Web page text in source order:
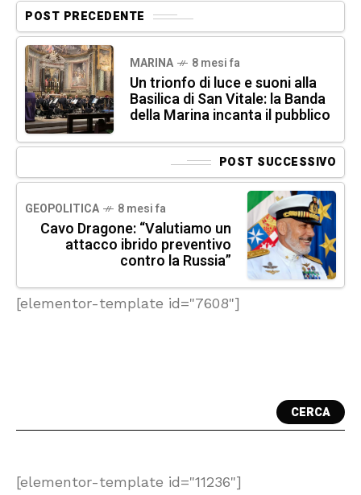
POST PRECEDENTE
MARINA 8 mesi fa
Un trionfo di luce e suoni alla
Basilica di San Vitale: la Banda
della Marina incanta il pubblico
POST SUCCESSIVO
GEOPOLITICA 8 mesi fa
Cavo Dragone: “Valutiamo un
attacco ibrido preventivo
contro la Russia”
[elementor-template id="7608"]
CERCA
[elementor-template id="11236"]